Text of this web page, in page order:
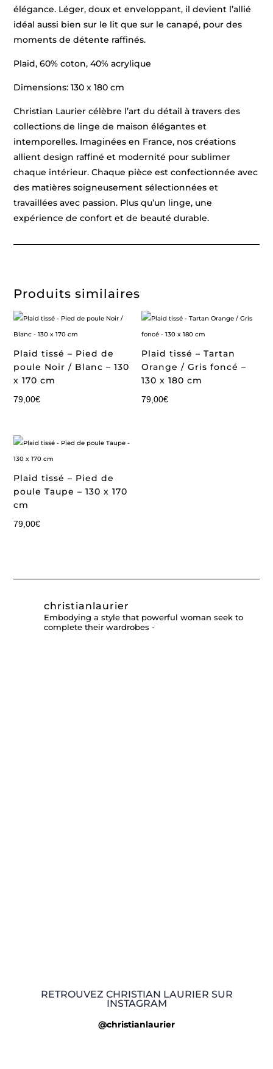
élégance. Léger, doux et enveloppant, il devient l’allié
idéal aussi bien sur le lit que sur le canapé, pour des
moments de détente raffinés.
Plaid, 60% coton, 40% acrylique
Dimensions: 130 x 180 cm
Christian Laurier célèbre l’art du détail à travers des
collections de linge de maison élégantes et
intemporelles. Imaginées en France, nos créations
allient design raffiné et modernité pour sublimer
chaque intérieur. Chaque pièce est confectionnée avec
des matières soigneusement sélectionnées et
travaillées avec passion. Plus qu’un linge, une
expérience de confort et de beauté durable.
Produits similaires
Plaid tissé – Pied de
poule Noir / Blanc – 130
x 170 cm
79,00€
Plaid tissé – Tartan
Orange / Gris foncé –
130 x 180 cm
79,00€
Plaid tissé – Pied de
poule Taupe – 130 x 170
cm
79,00€
christianlaurier
Embodying a style that powerful woman seek to
complete their wardrobes -
RETROUVEZ CHRISTIAN LAURIER SUR
INSTAGRAM
@christianlaurier